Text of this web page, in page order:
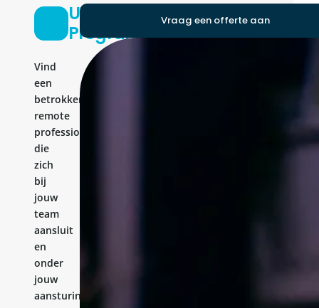
UX
Programmer
Vind
een
betrokken
remote
professional
die
zich
bij
jouw
team
aansluit
en
onder
jouw
aansturing
Vraag een offerte aan